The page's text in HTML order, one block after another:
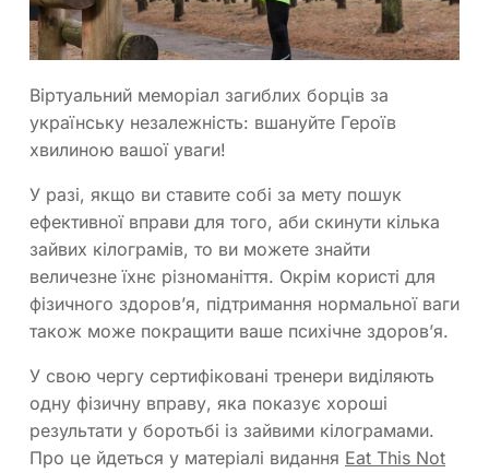
Віртуальний меморіал загиблих борців за
українську незалежність: вшануйте Героїв
хвилиною вашої уваги!
У разі, якщо ви ставите собі за мету пошук
ефективної вправи для того, аби скинути кілька
зайвих кілограмів, то ви можете знайти
величезне їхнє різноманіття. Окрім користі для
фізичного здоров’я, підтримання нормальної ваги
також може покращити ваше психічне здоров’я.
У свою чергу сертифіковані тренери виділяють
одну фізичну вправу, яка показує хороші
результати у боротьбі із зайвими кілограмами.
Про це йдеться у матеріалі видання Eat This Not